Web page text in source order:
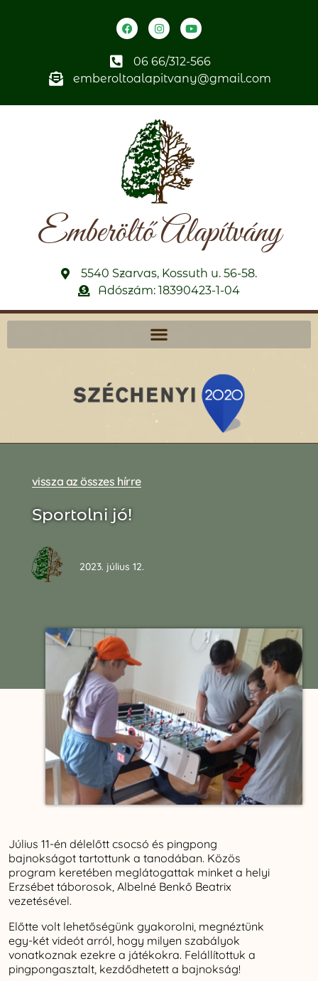
06 66/312-566
emberoltoalapitvany@gmail.com
Emberöltő Alapítvány
5540 Szarvas, Kossuth u. 56-58.
Adószám: 18390423-1-04
vissza az összes hírre
Sportolni jó!
2023. július 12.
Július 11-én délelőtt csocsó és pingpong
bajnokságot tartottunk a tanodában. Közös
program keretében meglátogattak minket a helyi
Erzsébet táborosok, Albelné Benkő Beatrix
vezetésével.
Előtte volt lehetőségünk gyakorolni, megnéztünk
egy-két videót arról, hogy milyen szabályok
vonatkoznak ezekre a játékokra. Felállítottuk a
pingpongasztalt, kezdődhetett a bajnokság!